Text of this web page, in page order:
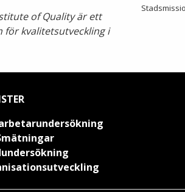
of Quality är ett
kvalitetsutveckling i